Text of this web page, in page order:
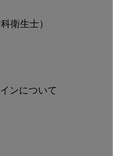
衛生士）
ンについて